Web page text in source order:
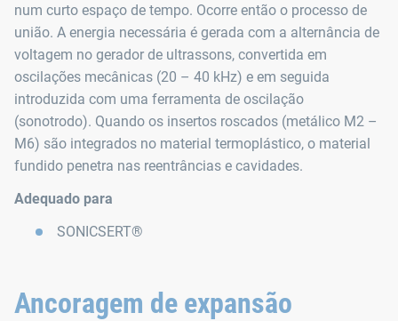
num curto espaço de tempo. Ocorre então o processo de
união. A energia necessária é gerada com a alternância de
voltagem no gerador de ultrassons, convertida em
oscilações mecânicas (20 – 40 kHz) e em seguida
introduzida com uma ferramenta de oscilação
(sonotrodo). Quando os insertos roscados (metálico M2 –
M6) são integrados no material termoplástico, o material
fundido penetra nas reentrâncias e cavidades.
Adequado para
SONICSERT®
Ancoragem de expansão